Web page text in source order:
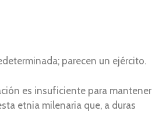
parecen un ejército.
es insuficiente para mantener
etnia milenaria que, a duras